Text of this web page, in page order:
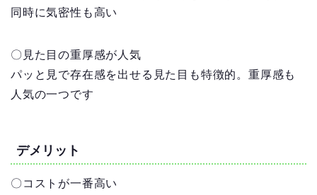
同時に気密性も高い
〇見た目の重厚感が人気
パッと見で存在感を出せる見た目も特徴的。重厚感も
人気の一つです
デメリット
〇コストが一番高い